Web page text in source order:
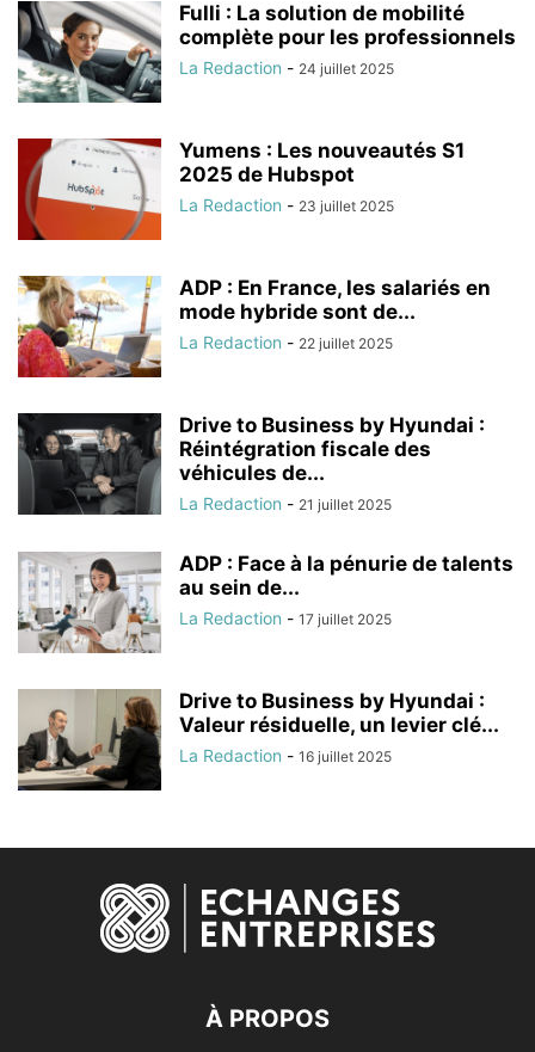
Fulli : La solution de mobilité
complète pour les professionnels
La Redaction - 24 juillet 2025
Yumens : Les nouveautés S1
2025 de Hubspot
La Redaction - 23 juillet 2025
ADP : En France, les salariés en
mode hybride sont de...
La Redaction - 22 juillet 2025
Drive to Business by Hyundai :
Réintégration fiscale des
véhicules de...
La Redaction - 21 juillet 2025
ADP : Face à la pénurie de talents
au sein de...
La Redaction - 17 juillet 2025
Drive to Business by Hyundai :
Valeur résiduelle, un levier clé...
La Redaction - 16 juillet 2025
À PROPOS